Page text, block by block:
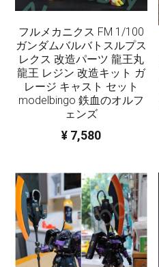
フルメカニクス FM 1/100
ガンダムバルバトスルプス
レクス 改造パーツ 龍王丸
龍王 レジン 改造キット ガ
レージ キャスト セット
modelbingo 鉄血のオルフ
ェンズ
¥ 7,580